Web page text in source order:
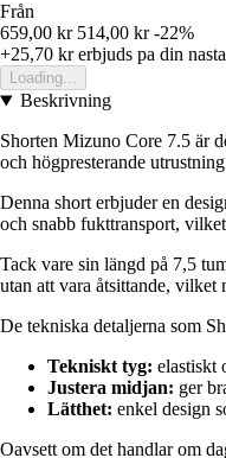
Från
659,00 kr 514,00 kr -22%
+25,70 krerbjuds pa din
Loading...
Beskrivning
Shorten Mizuno Core 7.5 är
och högpresterande
Denna short erbjuder en
och snabb fukttransport,
Tack vare sin längd på 7,5
utan att vara åtsittande,
De tekniska detaljerna som
Tekniskt tyg: elastiskt
Justera midjan: ger
Lätthet: enkel design
Oavsett om det handlar om